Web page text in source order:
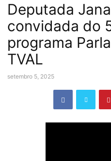
Deputada
convidada do
programa
TVAL
setembro 5, 2025